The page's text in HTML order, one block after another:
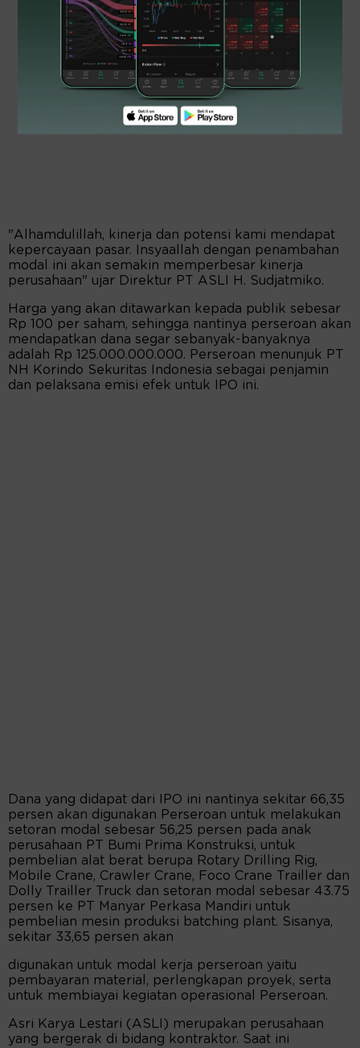
"Alhamdulillah, kinerja dan potensi kami mendapat
kepercayaan pasar. Insyaallah dengan penambahan
modal ini akan semakin memperbesar kinerja
perusahaan" ujar Direktur PT ASLI H. Sudjatmiko.
Harga yang akan ditawarkan kepada publik sebesar
Rp 100 per saham, sehingga nantinya perseroan akan
mendapatkan dana segar sebanyak-banyaknya
adalah Rp 125.000.000.000. Perseroan menunjuk PT
NH Korindo Sekuritas Indonesia sebagai penjamin
dan pelaksana emisi efek untuk IPO ini.
Dana yang didapat dari IPO ini nantinya sekitar 66,35
persen akan digunakan Perseroan untuk melakukan
setoran modal sebesar 56,25 persen pada anak
perusahaan PT Bumi Prima Konstruksi, untuk
pembelian alat berat berupa Rotary Drilling Rig,
Mobile Crane, Crawler Crane, Foco Crane Trailler dan
Dolly Trailler Truck dan setoran modal sebesar 43.75
persen ke PT Manyar Perkasa Mandiri untuk
pembelian mesin produksi batching plant. Sisanya,
sekitar 33,65 persen akan
digunakan untuk modal kerja perseroan yaitu
pembayaran material, perlengkapan proyek, serta
untuk membiayai kegiatan operasional Perseroan.
Asri Karya Lestari (ASLI) merupakan perusahaan
yang bergerak di bidang kontraktor. Saat ini